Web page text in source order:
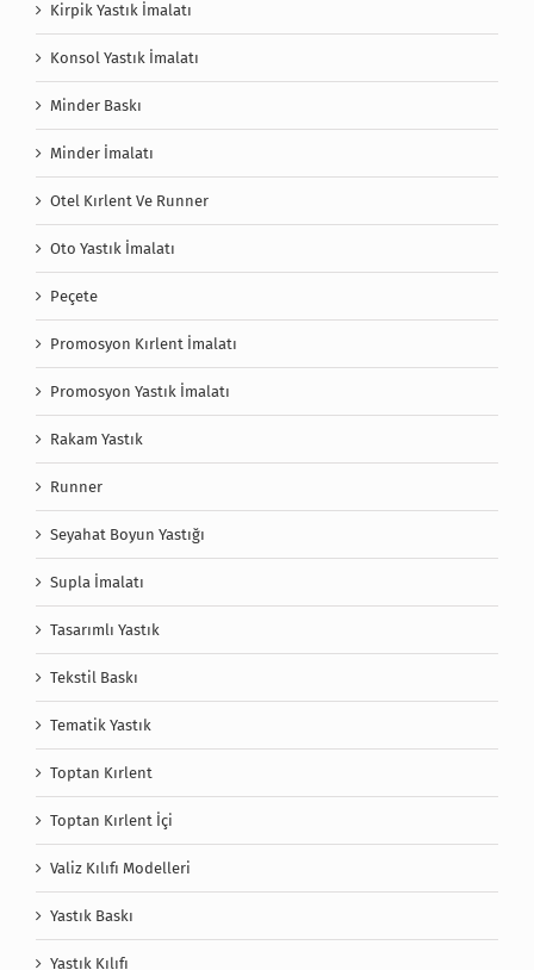
Kirpik Yastık İmalatı
Konsol Yastık İmalatı
Minder Baskı
Minder İmalatı
Otel Kırlent Ve Runner
Oto Yastık İmalatı
Peçete
Promosyon Kırlent İmalatı
Promosyon Yastık İmalatı
Rakam Yastık
Runner
Seyahat Boyun Yastığı
Supla İmalatı
Tasarımlı Yastık
Tekstil Baskı
Tematik Yastık
Toptan Kırlent
Toptan Kırlent İçi
Valiz Kılıfı Modelleri
Yastık Baskı
Yastık Kılıfı